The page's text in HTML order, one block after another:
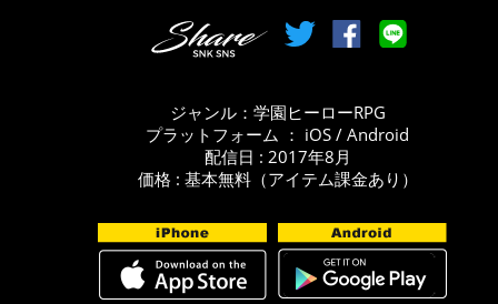
ジャンル：学園ヒーローRPG
プラットフォーム ： iOS / Android
配信日 : 2017年8月
価格 : 基本無料（アイテム課金あり）